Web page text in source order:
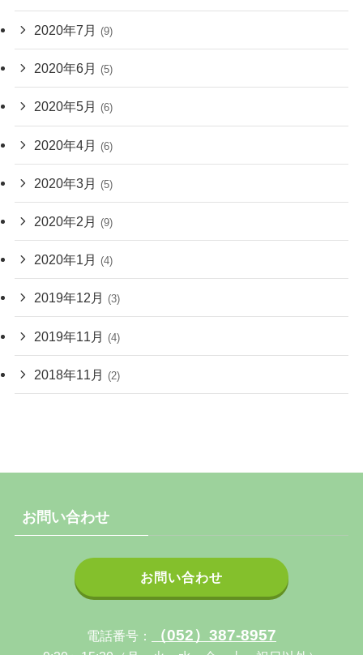
2020年7月 (9)
2020年6月 (5)
2020年5月 (6)
2020年4月 (6)
2020年3月 (5)
2020年2月 (9)
2020年1月 (4)
2019年12月 (3)
2019年11月 (4)
2018年11月 (2)
お問い合わせ
お問い合わせ
電話番号： （052）387-8957